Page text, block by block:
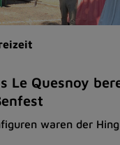
Le Quesnoy
waren der